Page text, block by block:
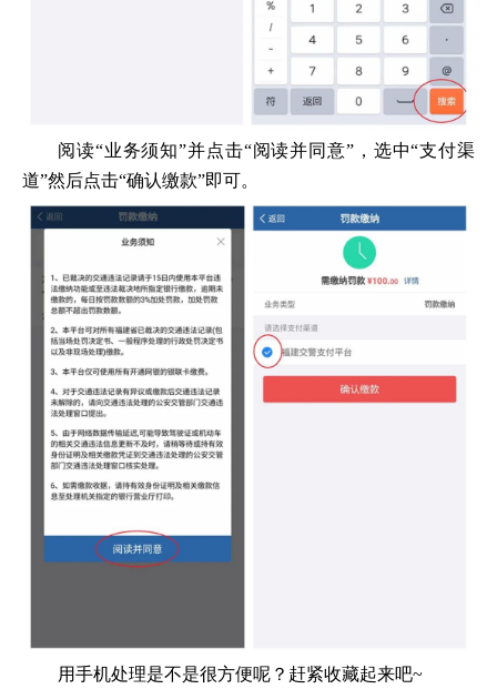
阅读“业务须知”并点击“阅读并同意”，选中“支付渠
道”然后点击“确认缴款”即可。
用手机处理是不是很方便呢？赶紧收藏起来吧~